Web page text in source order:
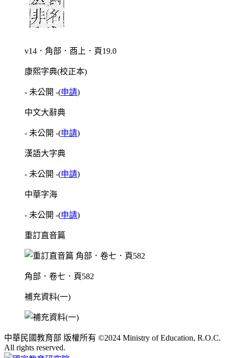
v14．角部．酉上．頁19.0
康熙字典(校正本)
- 未公開 -(申請)
中文大辭典
- 未公開 -(申請)
漢語大字典
- 未公開 -(申請)
中華字海
- 未公開 -(申請)
重訂直音篇
角部．卷七．頁582
補充資料(一)
中華民國教育部 版權所有 ©2024 Ministry of Education, R.O.C.
All rights reserved.